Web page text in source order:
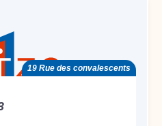
19 Rue des convalescents